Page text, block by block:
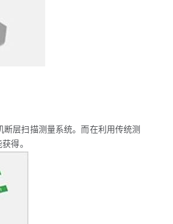
层扫描测量系统。而在利用传统测
得。